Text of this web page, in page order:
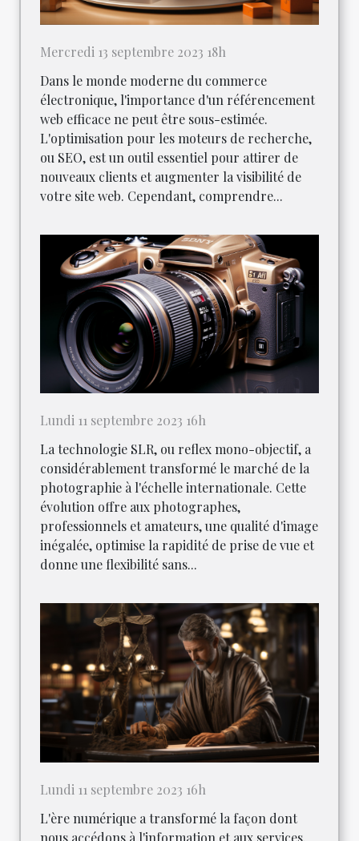
Mercredi 13 septembre 2023 18h
Dans le monde moderne du commerce
électronique, l'importance d'un référencement
web efficace ne peut être sous-estimée.
L'optimisation pour les moteurs de recherche,
ou SEO, est un outil essentiel pour attirer de
nouveaux clients et augmenter la visibilité de
votre site web. Cependant, comprendre...
Lundi 11 septembre 2023 16h
La technologie SLR, ou reflex mono-objectif, a
considérablement transformé le marché de la
photographie à l'échelle internationale. Cette
évolution offre aux photographes,
professionnels et amateurs, une qualité d'image
inégalée, optimise la rapidité de prise de vue et
donne une flexibilité sans...
Lundi 11 septembre 2023 16h
L'ère numérique a transformé la façon dont
nous accédons à l'information et aux services.